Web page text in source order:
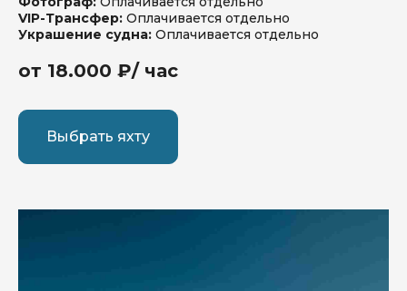
VIP-Трансфер: Оплачивается отдельно
Украшение судна: Оплачивается отдельно
от 18.000 ₽/ час
Выбрать яхту